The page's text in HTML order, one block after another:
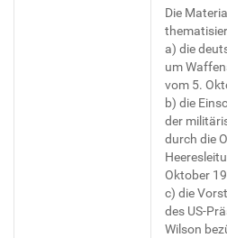
Die
a) die
um
vom 5.
b) die
der
durch die
Oktober
c) die
des US-
Wilson